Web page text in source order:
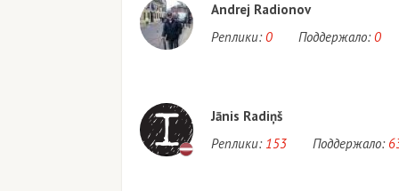
Andrej Radionov
Реплики: 0 Поддержало: 0
Jānis Radiņš
Реплики: 153 Поддержало: